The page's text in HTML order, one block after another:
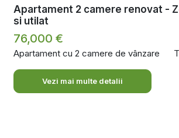
Apartament 2 camere renovat -
si utilat
76,000 €
Apartament cu 2 camere de vânzare
Vezi mai multe detalii